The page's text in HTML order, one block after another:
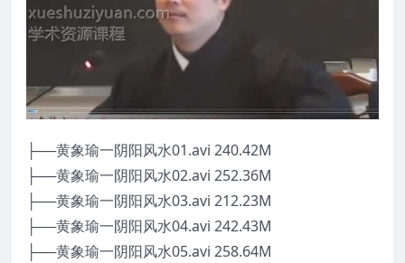
├──黄象瑜一阴阳风水01.avi 240.42M
├──黄象瑜一阴阳风水02.avi 252.36M
├──黄象瑜一阴阳风水03.avi 212.23M
├──黄象瑜一阴阳风水04.avi 242.43M
├──黄象瑜一阴阳风水05.avi 258.64M